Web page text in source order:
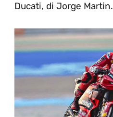
Ducati, di Jorge Martin.